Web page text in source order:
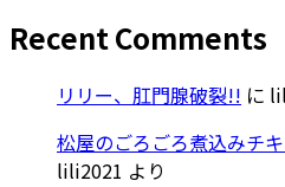
Recent Comments
リリー、肛門腺破裂!! に
松屋のごろごろ煮込みチ
lili2021 より